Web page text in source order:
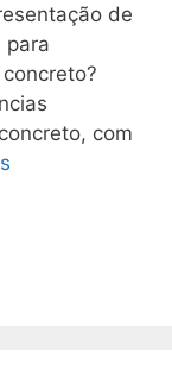
de
para
com